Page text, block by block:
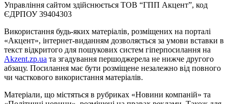
Управління сайтом здійснюється ТОВ “ГПП Акцент”, код
ЄДРПОУ 39404303
Використання будь-яких матеріалів, розміщених на порталі
«Акцент», інтернет-виданням дозволяється за умови вставки в
текст відкритого для пошукових систем гіперпосилання на
Akzent.zp.ua та згадування першоджерела не нижче другого
абзацу. Посилання має бути розміщене незалежно від повного
чи часткового використання матеріалів.
Матеріали, що містяться в рубриках «Новини компаній» та